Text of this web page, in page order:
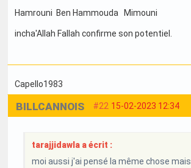
Hamrouni Ben Hammouda Mimouni
incha'Allah Fallah confirme son potentiel.
Capello1983
#22 15-02-2023 12:34
BILLCANNOIS
tarajjidawla a écrit :
moi aussi j'ai pensé la même chose mais